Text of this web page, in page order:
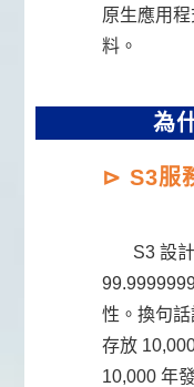
原生應用
料。
為
⊳ S3服
S3 設
性。換句
存放
10,000 年